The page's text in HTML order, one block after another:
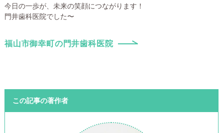
今日の一歩が、未来の笑顔につながります！
門井歯科医院でした〜
福山市御幸町の門井歯科医院
この記事の著作者